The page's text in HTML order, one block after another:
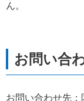
ん。
お問い合わせ先